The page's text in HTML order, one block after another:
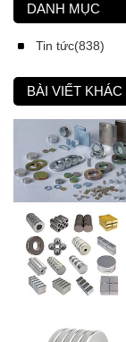
DANH MỤC
Tin tức(838)
BÀI VIẾT KHÁC